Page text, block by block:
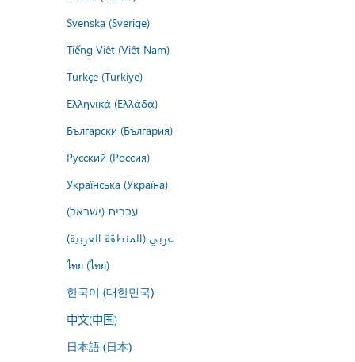
Svenska (Sverige)
Tiếng Việt (Việt Nam)
Türkçe (Türkiye)
Ελληνικά (Ελλάδα)
Български (България)
Русский (Россия)
Українська (Україна)
עברית (ישראל)
عربي (المنطقة العربية)
ไทย (ไทย)
한국어 (대한민국)
中文(中国)
日本語 (日本)